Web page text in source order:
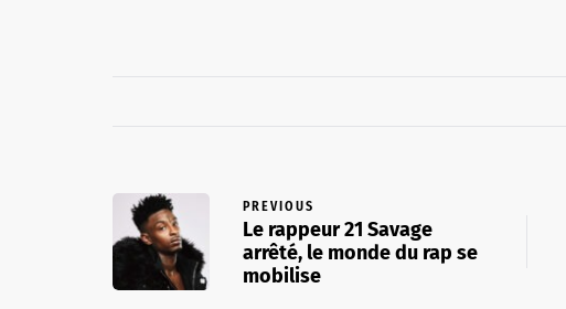
PREVIOUS
Le rappeur 21 Savage
arrêté, le monde du rap se
mobilise